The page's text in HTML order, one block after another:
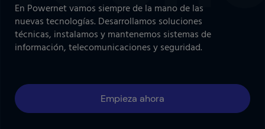
En Powernet vamos siempre de la mano de las
nuevas tecnologías. Desarrollamos soluciones
técnicas, instalamos y mantenemos sistemas de
información, telecomunicaciones y seguridad.
Empieza ahora